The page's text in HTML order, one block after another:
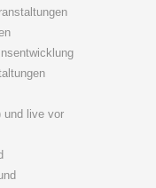
und live vor